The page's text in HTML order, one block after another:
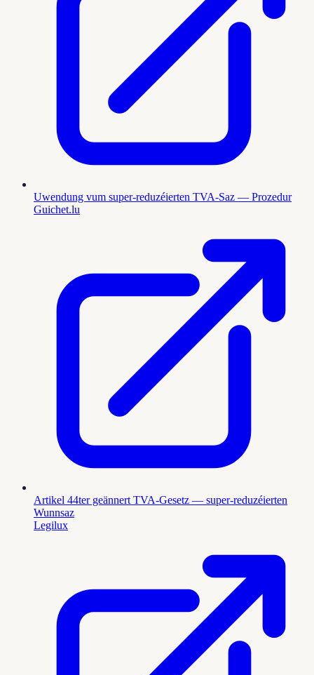
Uwendung vum super-reduzéierten TVA-Saz — Prozedur
Guichet.lu
Artikel 44ter geännert TVA-Gesetz — super-reduzéierten
Wunnsaz
Legilux